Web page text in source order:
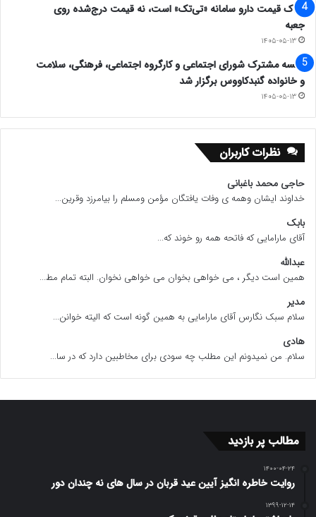
ملاک قیمت دارو سامانه «تی‌تک» است، نه قیمت درج‌شده روی
جعبه
۱۴۰۵-۰۵-۱۳
جلسه مشترک شورای اجتماعی و کارگروه اجتماعی، فرهنگی، سلامت
و خانواده گنبدکاووس برگزار شد
۱۴۰۵-۰۵-۱۳
نظرات کاربران
حاجی محمد باغبانی
خداوند ایشان وهمه ی وفات یافتگان مؤمن ومسلم را بیامرزد وقرین...
بابک
آقای مارامایی که فاتحه همه رو خوند که...
عبدالله
همین است دیگر ، می خواهی بخوان می خواهی نخوان. البته تمام مط...
مدیر
سلام سبک نگارس آقای مارامایی به همین گونه است که الیته خوانن...
هادی
سلام. من نمیدونم این مطلب چه سودی برای مخاطبین دارد که در سا...
مطالب پر بازدید
۱۴۰۰-۰۴-۲۴
روایت خاطره انگیز آیین عید قربان در سال های نه چندان دور
۱۳۹۹-۱۲-۱۴